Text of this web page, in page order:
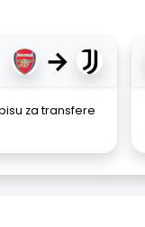
→
za transfere